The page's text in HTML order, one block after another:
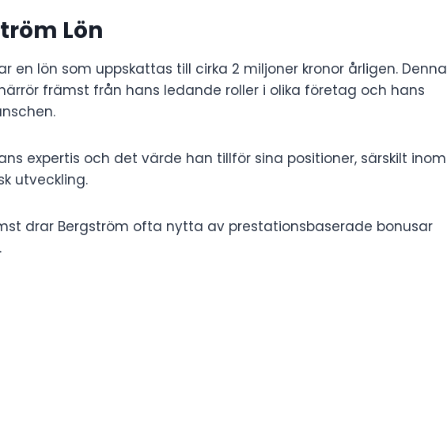
Lön
en lön som uppskattas till cirka 2 miljoner kronor årligen. Denna
främst från hans ledande roller i olika företag och hans
expertis och det värde han tillför sina positioner, särskilt inom
utveckling.
drar Bergström ofta nytta av prestationsbaserade bonusar